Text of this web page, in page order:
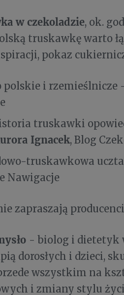
w czekoladzie, ok.
truskawkę warto
pokaz
polskie i rzemieślnicze
truskawki
Ignacek, Blog
truskawkowa
Nawigacje
zapraszają
- biolog i dietetyk
dorosłych i dzieci,
wszystkim na
i zmiany stylu